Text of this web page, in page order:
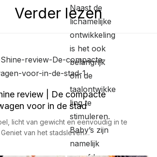
Verder lezen
review | De compacte
voor in de stad
licht van gewicht en eenvoudig in te
van het stadsleven…